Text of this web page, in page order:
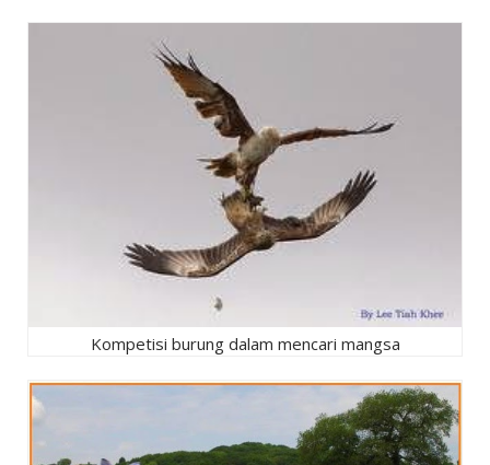
Kompetisi burung dalam mencari mangsa